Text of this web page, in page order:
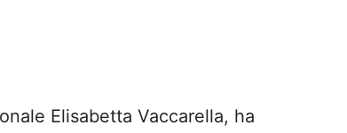
Elisabetta Vaccarella, ha